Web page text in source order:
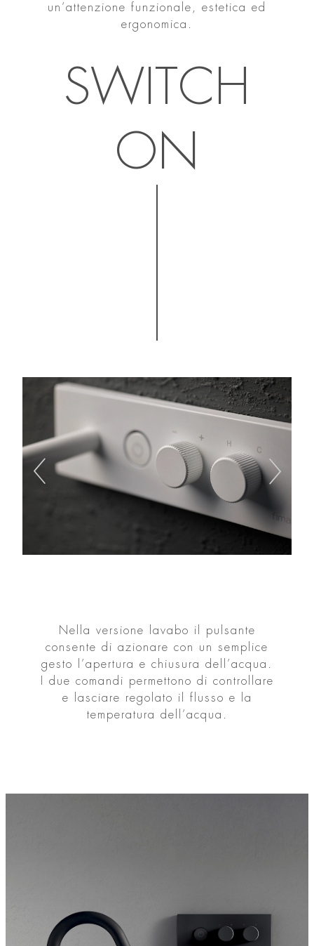
un’attenzione funzionale, estetica ed
ergonomica.
SWITCH
ON
Nella versione lavabo il pulsante
consente di azionare con un semplice
gesto l’apertura e chiusura dell’acqua.
I due comandi permettono di controllare
e lasciare regolato il flusso e la
temperatura dell’acqua.